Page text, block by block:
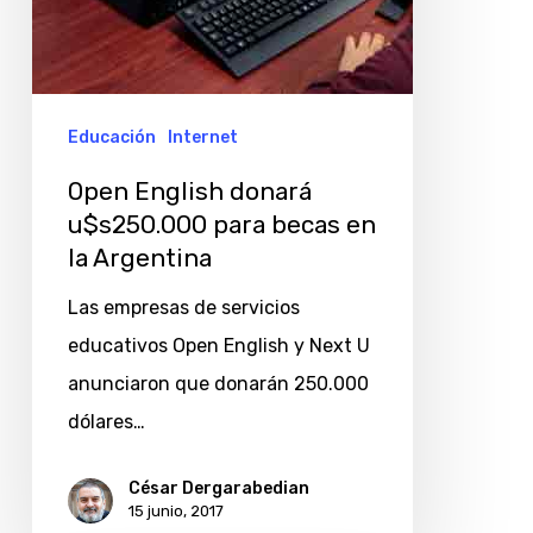
Educación Internet
Open English donará
u$s250.000 para becas en
la Argentina
Las empresas de servicios
educativos Open English y Next U
anunciaron que donarán 250.000
dólares…
César Dergarabedian
15 junio, 2017